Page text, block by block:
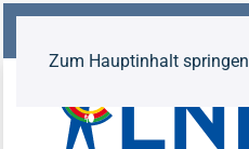
Zum Hauptinhalt springen